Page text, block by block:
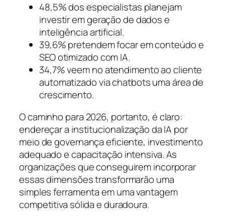
48,5% dos especialistas planejam
investir em geração de dados e
inteligência artificial.
39,6% pretendem focar em conteúdo e
SEO otimizado com IA.
34,7% veem no atendimento ao cliente
automatizado via chatbots uma área de
crescimento.
O caminho para 2026, portanto, é claro:
endereçar a institucionalização da IA por
meio de governança eficiente, investimento
adequado e capacitação intensiva. As
organizações que conseguirem incorporar
essas dimensões transformarão uma
simples ferramenta em uma vantagem
competitiva sólida e duradoura.